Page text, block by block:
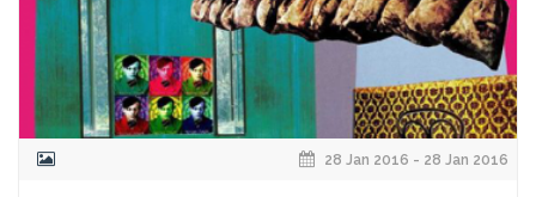
28 Jan 2016 - 28 Jan 2016